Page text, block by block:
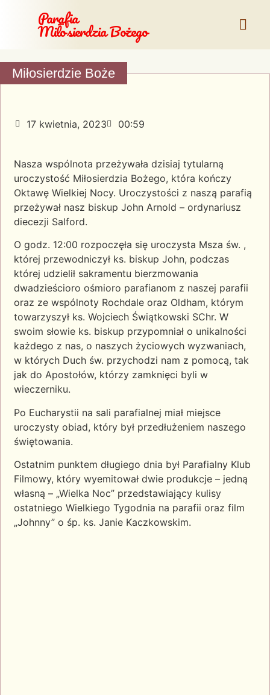
Parafia
Miłosierdzia Bożego
Miłosierdzie Boże
17 kwietnia, 2023 00:59
Nasza wspólnota przeżywała dzisiaj tytularną
uroczystość Miłosierdzia Bożego, która kończy
Oktawę Wielkiej Nocy. Uroczystości z naszą parafią
przeżywał nasz biskup John Arnold – ordynariusz
diecezji Salford.
O godz. 12:00 rozpoczęła się uroczysta Msza św. ,
której przewodniczył ks. biskup John, podczas
której udzielił sakramentu bierzmowania
dwadzieścioro ośmioro parafianom z naszej parafii
oraz ze wspólnoty Rochdale oraz Oldham, którym
towarzyszył ks. Wojciech Świątkowski SChr. W
swoim słowie ks. biskup przypomniał o unikalności
każdego z nas, o naszych życiowych wyzwaniach,
w których Duch św. przychodzi nam z pomocą, tak
jak do Apostołów, którzy zamknięci byli w
wieczerniku.
Po Eucharystii na sali parafialnej miał miejsce
uroczysty obiad, który był przedłużeniem naszego
świętowania.
Ostatnim punktem długiego dnia był Parafialny Klub
Filmowy, który wyemitował dwie produkcje – jedną
własną – „Wielka Noc” przedstawiający kulisy
ostatniego Wielkiego Tygodnia na parafii oraz film
„Johnny” o śp. ks. Janie Kaczkowskim.